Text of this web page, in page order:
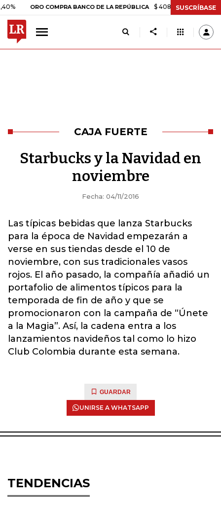
ORO COMPRA BANCO DE LA REPÚBLICA $ 408.498,97 +$ 8.753,81
SUSCRÍBASE
CAJA FUERTE
Starbucks y la Navidad en
noviembre
Fecha: 04/11/2016
Las típicas bebidas que lanza Starbucks
para la época de Navidad empezarán a
verse en sus tiendas desde el 10 de
noviembre, con sus tradicionales vasos
rojos. El año pasado, la compañía añadió un
portafolio de alimentos típicos para la
temporada de fin de año y que se
promocionaron con la campaña de “Únete
a la Magia”. Así, la cadena entra a los
lanzamientos navideños tal como lo hizo
Club Colombia durante esta semana.
GUARDAR
UNIRSE A WHATSAPP
TENDENCIAS